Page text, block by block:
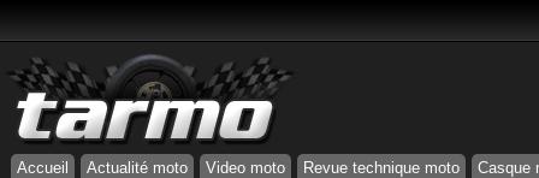
Accueil Actualité moto Video moto Revue technique moto Casque